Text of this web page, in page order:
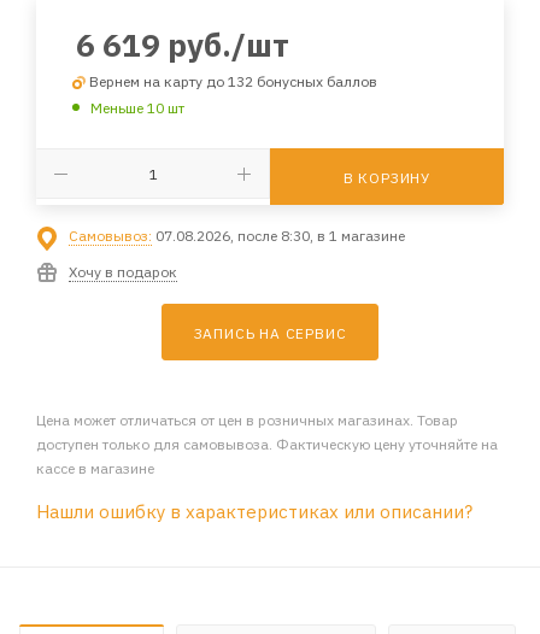
6 619 руб./шт
Вернем на карту до 132 бонусных баллов
Меньше 10 шт
В КОРЗИНУ
Самовывоз: 07.08.2026, после 8:30, в 1 магазине
Хочу в подарок
ЗАПИСЬ НА СЕРВИС
Цена может отличаться от цен в розничных магазинах. Товар
доступен только для самовывоза. Фактическую цену уточняйте на
кассе в магазине
Нашли ошибку в характеристиках или описании?